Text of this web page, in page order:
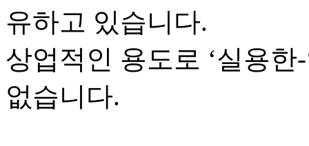
유하고 있습니다.
상업적인 용도로 ‘실용
없습니다.